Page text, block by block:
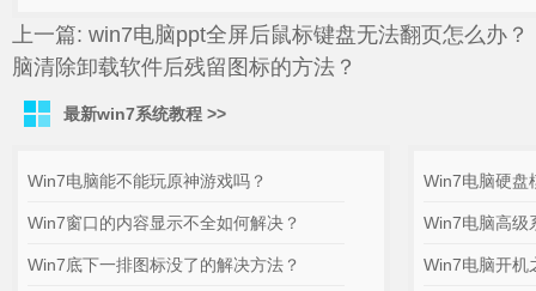
上一篇: win7电脑ppt全屏后鼠标键盘无法翻页怎么办？
脑清除卸载软件后残留图标的方法？
最新win7系统教程 >>
Win7电脑能不能玩原神游戏吗？
Win7窗口的内容显示不全如何解决？
Win7底下一排图标没了的解决方法？
Win7电脑硬盘
Win7电脑高级
Win7电脑开机